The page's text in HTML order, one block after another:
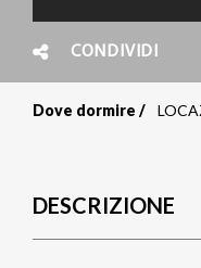
CONDIVIDI
pane
Dove dormire
DESCRIZIONE